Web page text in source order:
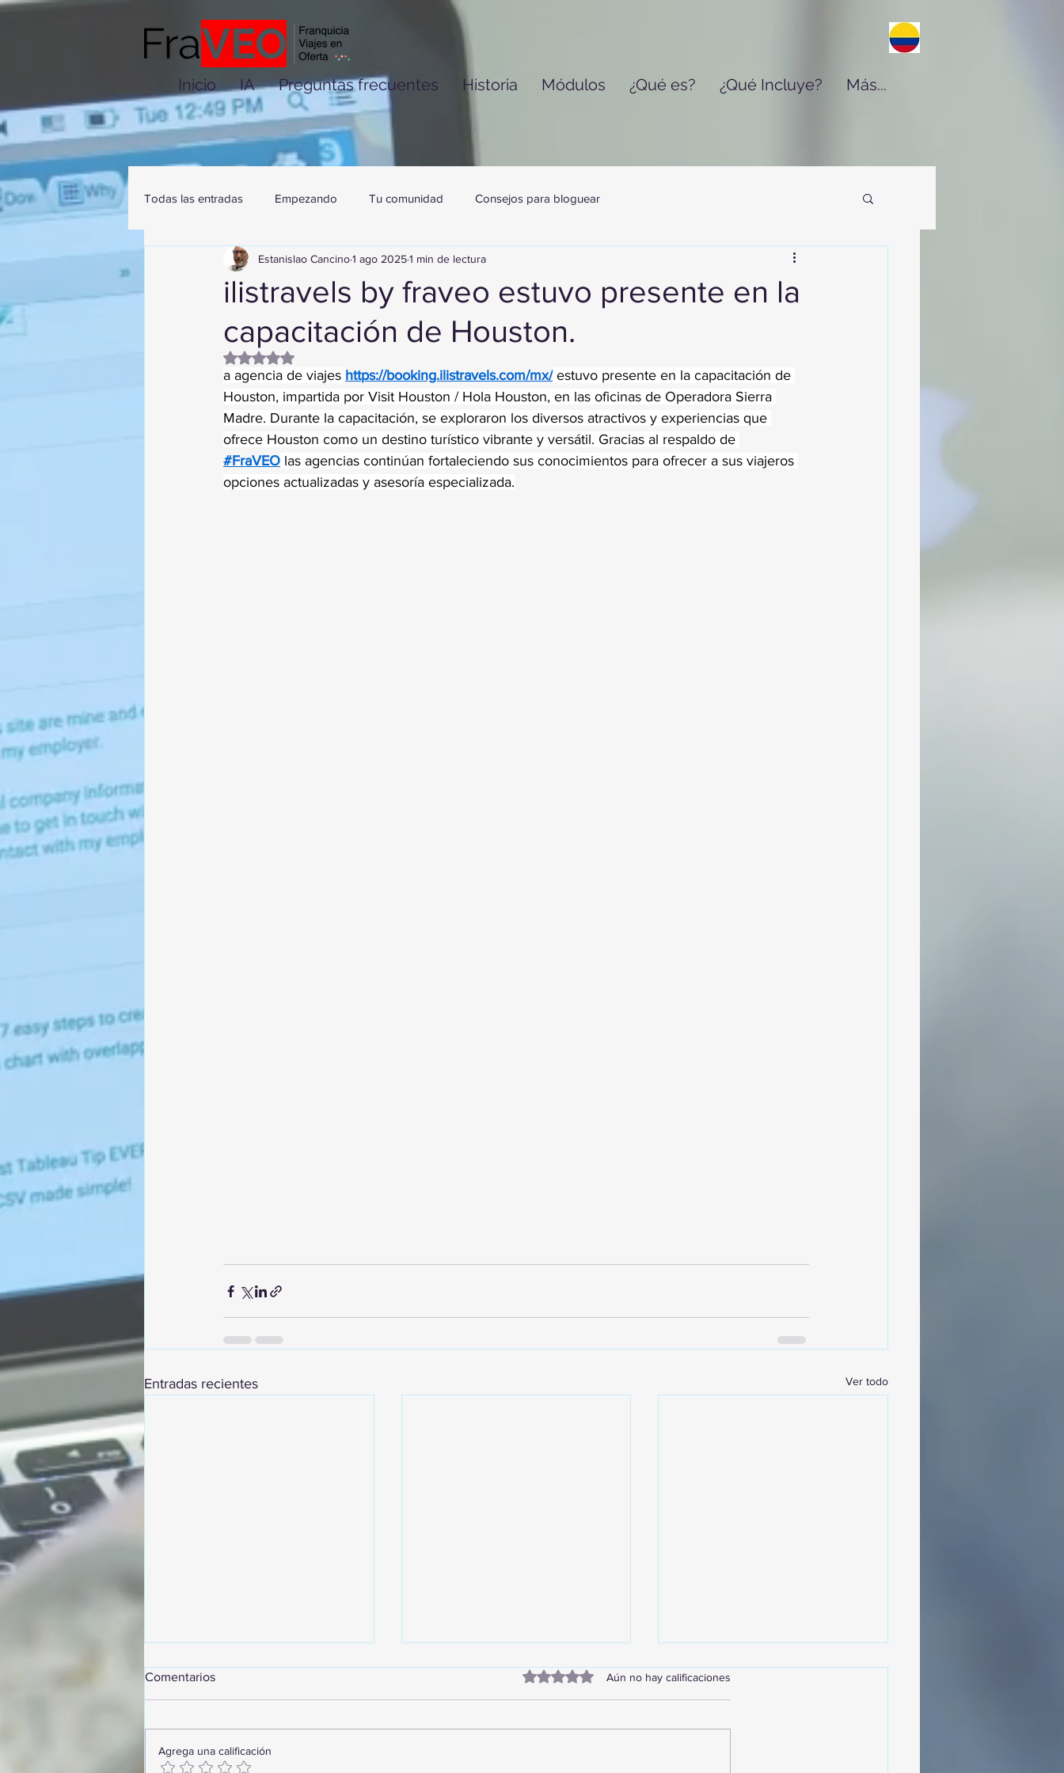
Inicio IA Preguntas frecuentes Historia Módulos ¿Qué es? ¿Qué Incluye? Más...
Todas las entradas Empezando Tu comunidad Consejos para bloguear
ilistravels by fraveo estuvo presente en la
capacitación de Houston.
Estanislao Cancino1 ago 20251 min de lectura
Obtuvo NaN de 5 estrellas.
a agencia de viajes https://booking.ilistravels.com/mx/ estuvo presente en la capacitación de
Houston, impartida por Visit Houston / Hola Houston, en las oficinas de Operadora Sierra
Madre. Durante la capacitación, se exploraron los diversos atractivos y experiencias que
ofrece Houston como un destino turístico vibrante y versátil. Gracias al respaldo de
#FraVEO las agencias continúan fortaleciendo sus conocimientos para ofrecer a sus viajeros
opciones actualizadas y asesoría especializada.
Entradas recientes Ver todo
Comentarios Obtuvo 0 de 5 estrellas.
Aún no hay calificaciones
Agrega una calificación